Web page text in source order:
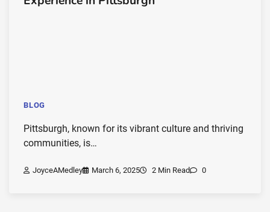
BLOG
Pittsburgh, known for its vibrant culture and thriving
communities, is…
JoyceAMedley March 6, 2025 2 Min Read 0